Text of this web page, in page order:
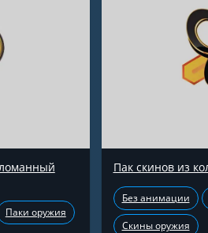
Паки оружия
Пак скинов из
Без анимации
Скины оружия